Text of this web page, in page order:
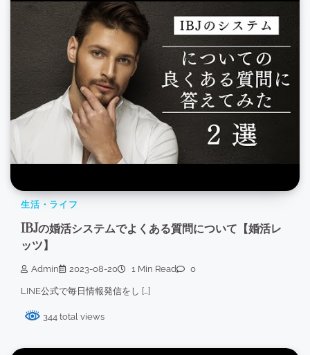
生活・ライフ
IBJの婚活システムでよくある質問について【婚活レ
ッツ】
Admin 2023-08-20 1 Min Read 0
LINE公式で毎日情報発信をし […]
344 total views